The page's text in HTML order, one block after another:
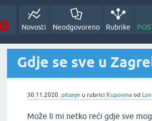
Novosti Neodgovoreno Rubrike
Gdje se sve u
30.11.2020. pitanje u rubrici Kupovina od
Može li mi netko reći gdje sve